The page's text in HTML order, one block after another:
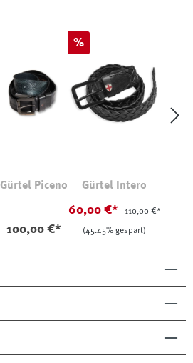
Gürtel Piceno
100,00 €*
Rabatt
%
Gürtel Intero
60,00 €* 110,00 €*
(45.45% gespart)